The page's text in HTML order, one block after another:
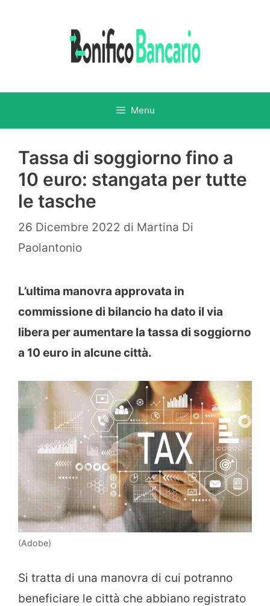
Menu
Tassa di soggiorno fino a
10 euro: stangata per tutte
le tasche
26 Dicembre 2022 di Martina Di
Paolantonio
L’ultima manovra approvata in
commissione di bilancio ha dato il via
libera per aumentare la tassa di soggiorno
a 10 euro in alcune città.
(Adobe)
Si tratta di una manovra di cui potranno
beneficiare le città che abbiano registrato